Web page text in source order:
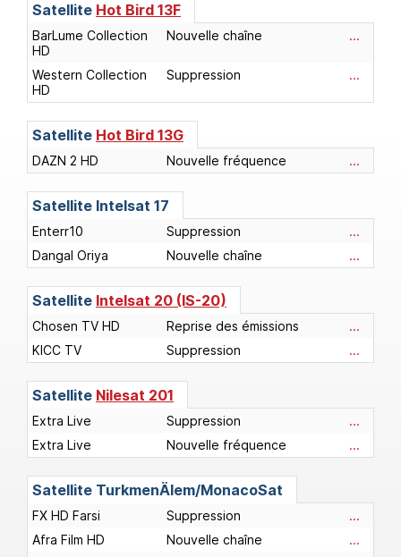
Satellite Hot Bird 13F
BarLume Collection
HD
Nouvelle chaîne ...
Western Collection
HD
Suppression ...
Satellite Hot Bird 13G
DAZN 2 HD Nouvelle fréquence ...
Satellite Intelsat 17
Enterr10 Suppression
...
Dangal Oriya
Nouvelle chaîne ...
Satellite Intelsat 20 (IS-20)
Chosen TV HD Reprise des émissions
...
KICC TV
Suppression ...
Satellite Nilesat 201
Extra Live Suppression
...
Extra Live
Nouvelle fréquence ...
Satellite TurkmenÄlem/MonacoSat
FX HD Farsi Suppression
...
Afra Film HD
Nouvelle chaîne
...